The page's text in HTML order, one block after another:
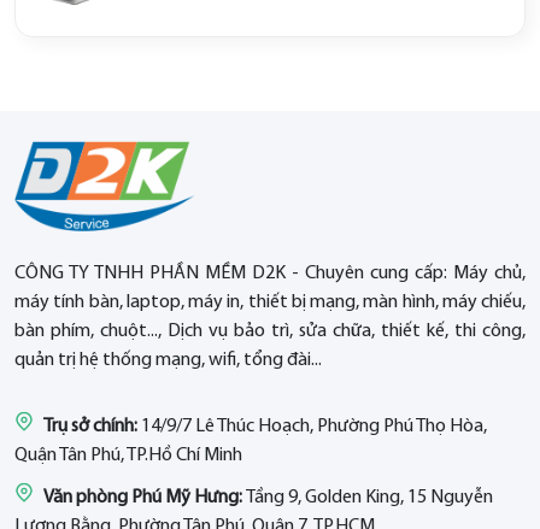
CÔNG TY TNHH PHẦN MỀM D2K - Chuyên cung cấp: Máy chủ,
máy tính bàn, laptop, máy in, thiết bị mạng, màn hình, máy chiếu,
bàn phím, chuột..., Dịch vụ bảo trì, sửa chữa, thiết kế, thi công,
quản trị hệ thống mạng, wifi, tổng đài...
Trụ sở chính: 14/9/7 Lê Thúc Hoạch, Phường Phú Thọ Hòa,
Quận Tân Phú, TP.Hồ Chí Minh
Văn phòng Phú Mỹ Hưng:Tầng 9, Golden King, 15 Nguyễn